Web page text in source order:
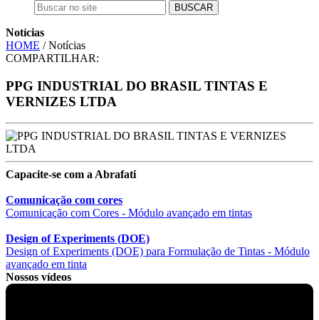
BUSCAR
Notícias
HOME / Notícias
COMPARTILHAR:
PPG INDUSTRIAL DO BRASIL TINTAS E
VERNIZES LTDA
Capacite-se com a Abrafati
Comunicação com cores
Comunicação com Cores - Módulo avançado em tintas
Design of Experiments (DOE)
Design of Experiments (DOE) para Formulação de Tintas - Módulo
avançado em tinta
Nossos vídeos